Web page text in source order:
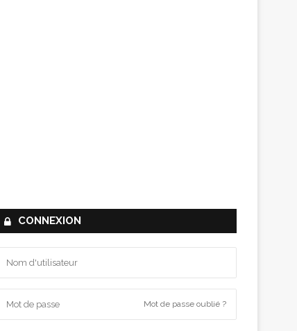
CONNEXION
Mot de passe oublié ?